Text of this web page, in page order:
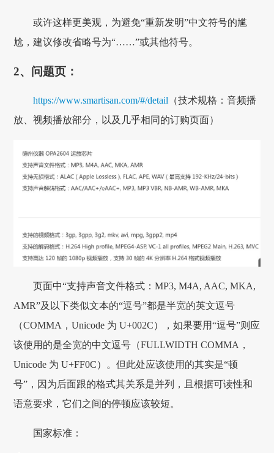
或许这样更美观，为避免“重新发明”中文符号的尴
尬，建议修改省略号为“……”或其他符号。
2、问题页：
https://www.smartisan.com/#/detail （技术规格：音频播
放、视频播放部分，以及几乎相同的订购页面）
页面中“支持声音文件格式：MP3, M4A, AAC, MKA,
AMR”及以下类似文本的“逗号”都是半宽的英文逗号
（COMMA，Unicode 为 U+002C），如果要用“逗号”则应
该使用的是全宽的中文逗号（FULLWIDTH COMMA，
Unicode 为 U+FF0C）。但此处应该使用的其实是“顿
号”，因为后面跟的格式其关系是并列，且根据可读性和
语意要求，它们之间的停顿应该较短。
国家标准：